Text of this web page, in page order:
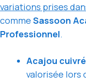
variations prises
comme Sassoon
Professionnel.
Acajou
valorisée lors